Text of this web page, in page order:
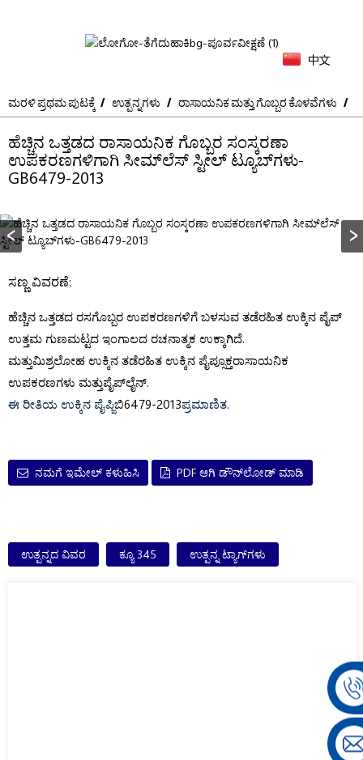
中文
ಮರಳಿ ಪ್ರಥಮ ಪುಟಕ್ಕೆ ಉತ್ಪನ್ನಗಳು ರಾಸಾಯನಿಕ ಮತ್ತು ಗೊಬ್ಬರ ಕೊಳವೆಗಳು
ಹೆಚ್ಚಿನ ಒತ್ತಡದ ರಾಸಾಯನಿಕ ಗೊಬ್ಬರ ಸಂಸ್ಕರಣಾ
ಉಪಕರಣಗಳಿಗಾಗಿ ಸೀಮ್‌ಲೆಸ್ ಸ್ಟೀಲ್ ಟ್ಯೂಬ್‌ಗಳು-
GB6479-2013
ಸಣ್ಣ ವಿವರಣೆ:
ಹೆಚ್ಚಿನ ಒತ್ತಡದ ರಸಗೊಬ್ಬರ ಉಪಕರಣಗಳಿಗೆ ಬಳಸುವ ತಡೆರಹಿತ ಉಕ್ಕಿನ ಪೈಪ್
ಉತ್ತಮ ಗುಣಮಟ್ಟದ ಇಂಗಾಲದ ರಚನಾತ್ಮಕ ಉಕ್ಕಾಗಿದೆ.
ಮತ್ತುಮಿಶ್ರಲೋಹ ಉಕ್ಕಿನ ತಡೆರಹಿತ ಉಕ್ಕಿನ ಪೈಪ್ಸೂಕ್ತರಾಸಾಯನಿಕ
ಉಪಕರಣಗಳು ಮತ್ತುಪೈಪ್‌ಲೈನ್.
ಈ ರೀತಿಯ ಉಕ್ಕಿನ ಪೈಪ್ಜಿಬಿ6479-2013ಪ್ರಮಾಣಿತ.
ನಮಗೆ ಇಮೇಲ್ ಕಳುಹಿಸಿ PDF ಆಗಿ ಡೌನ್‌ಲೋಡ್ ಮಾಡಿ
ಉತ್ಪನ್ನದ ವಿವರ ಕ್ಯೂ 345 ಉತ್ಪನ್ನ ಟ್ಯಾಗ್‌ಗಳು